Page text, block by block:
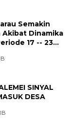
Semakin
Akibat Dinamika
17 -- 23
SINYAL
DESA